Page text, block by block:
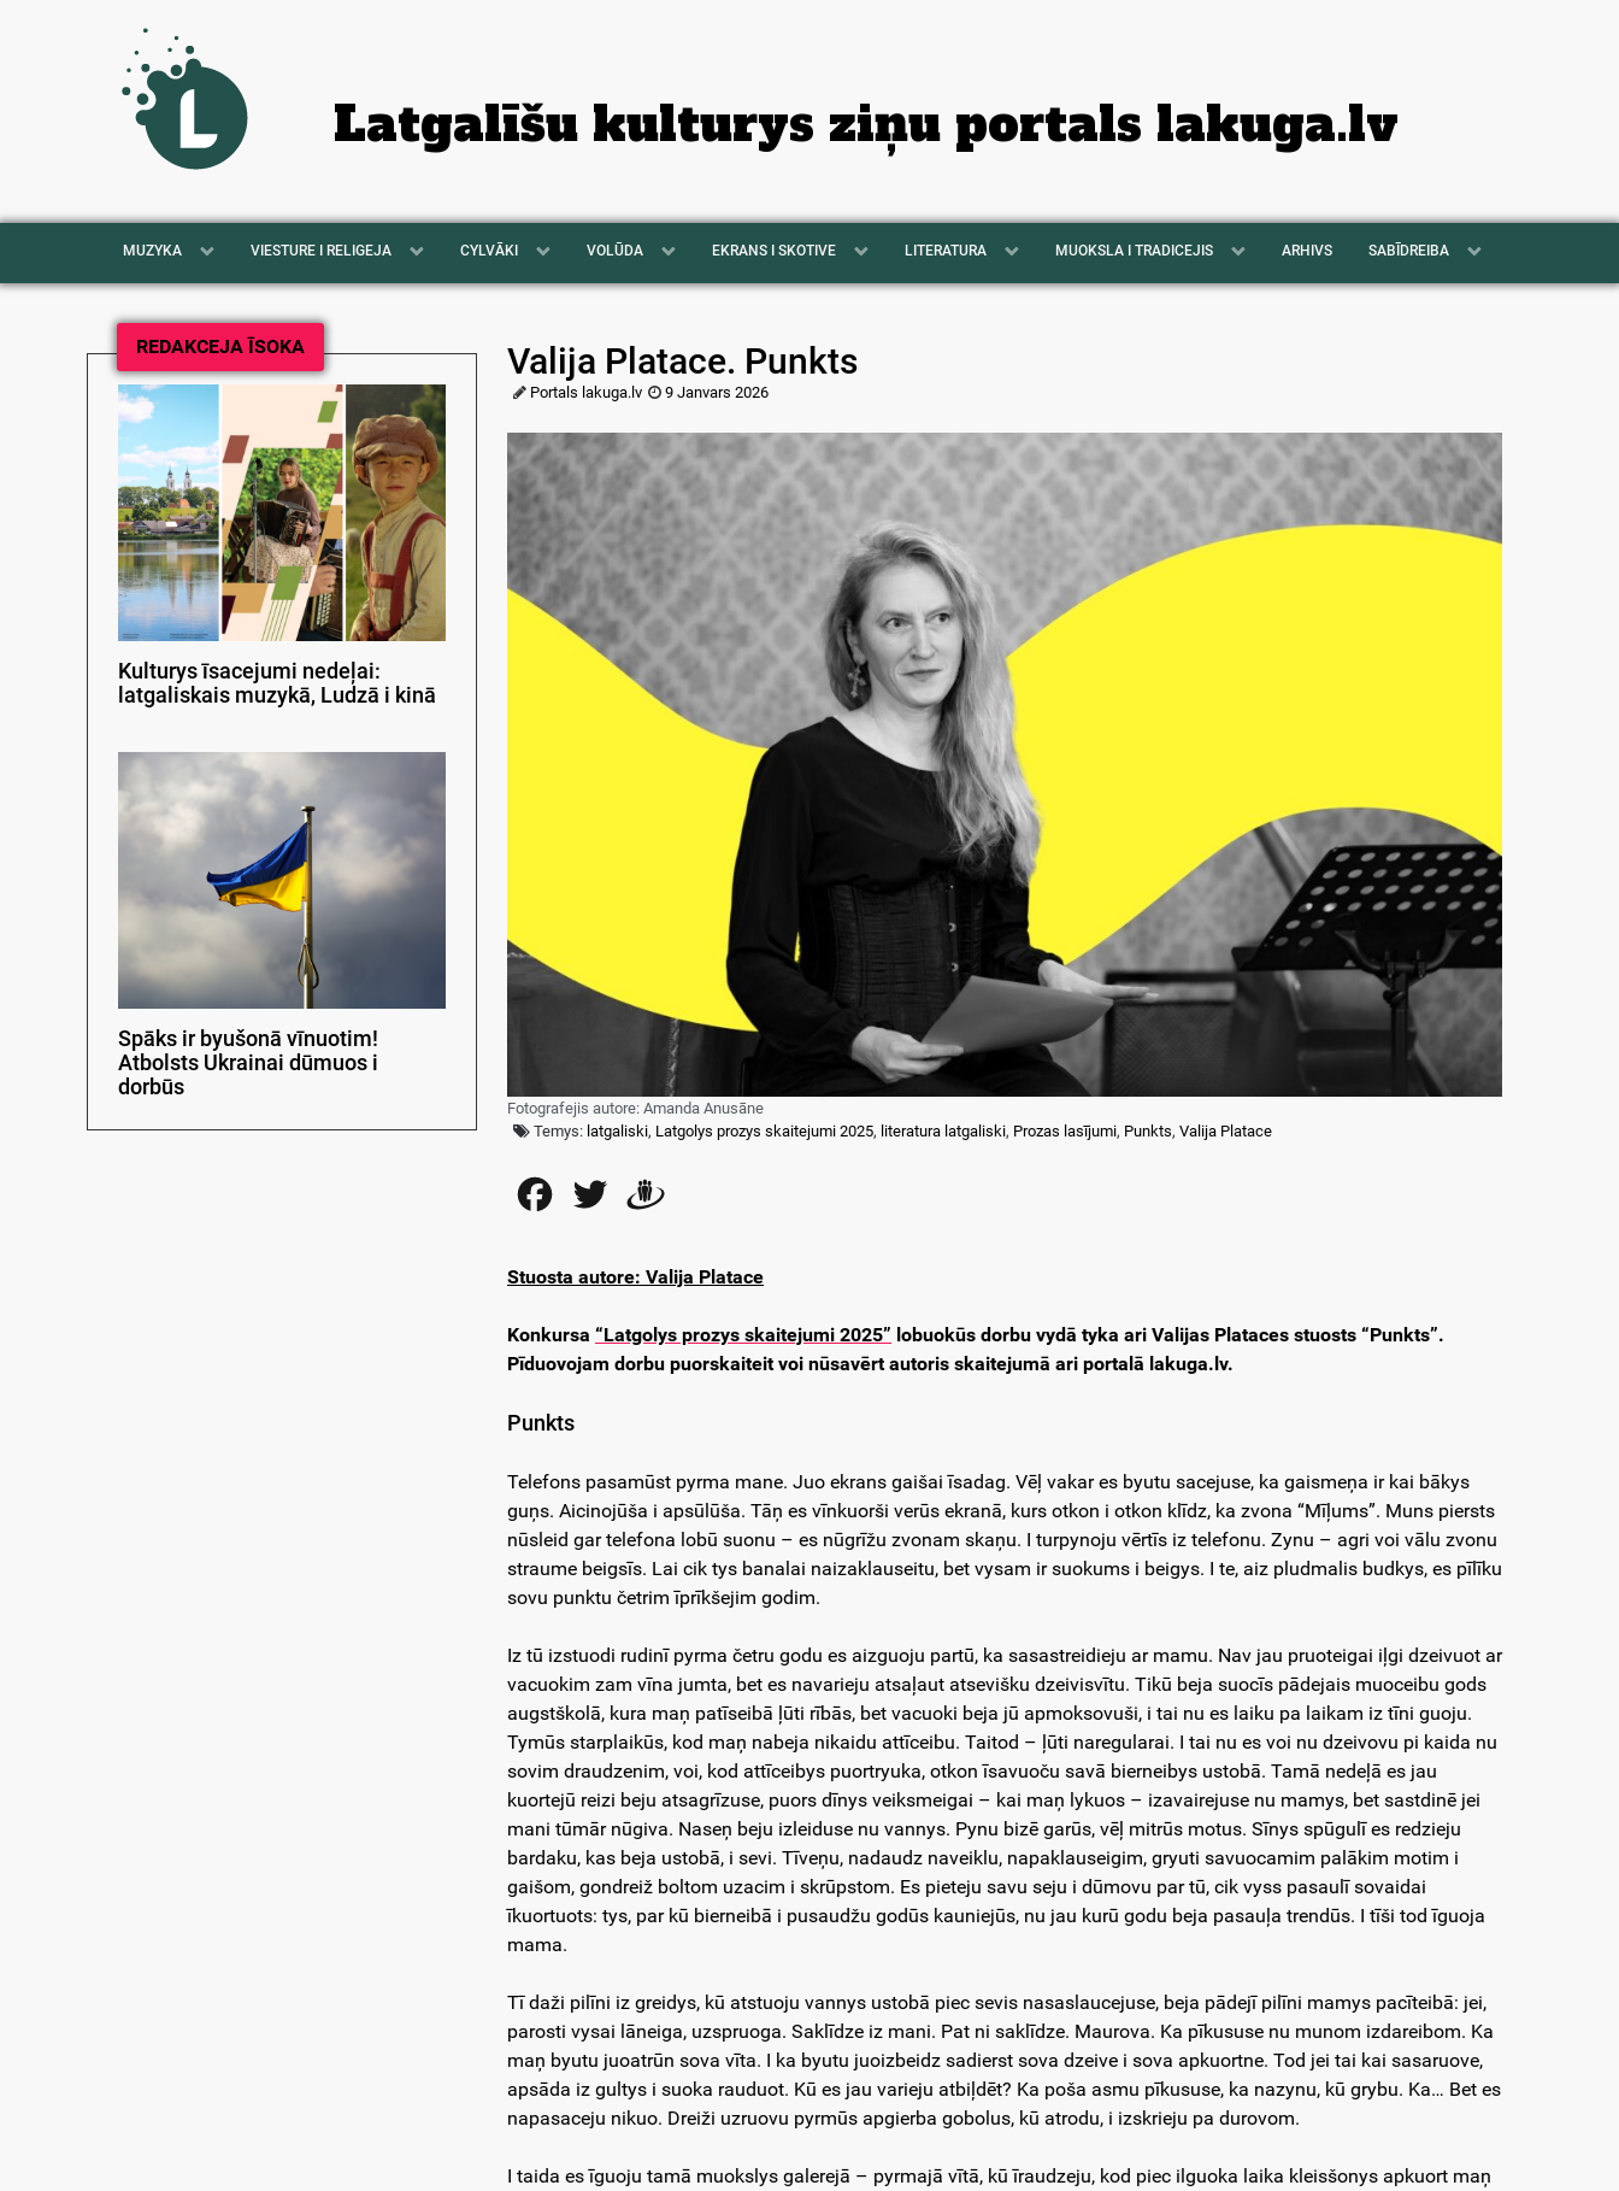
Latgalīšu kulturys ziņu portals lakuga.lv
MUZYKA VIESTURE I RELIGEJA CYLVĀKI VOLŪDA EKRANS I SKOTIVE LITERATURA MUOKSLA I TRADICEJIS ARHIVS SABĪDREIBA
REDAKCEJA ĪSOKA
Kulturys īsacejumi nedeļai:
latgaliskais muzykā, Ludzā i kinā
Spāks ir byušonā vīnuotim!
Atbolsts Ukrainai dūmuos i
dorbūs
Valija Platace. Punkts
Portals lakuga.lv 9 Janvars 2026
Fotografejis autore: Amanda Anusāne
Temys: latgaliski, Latgolys prozys skaitejumi 2025, literatura latgaliski, Prozas lasījumi, Punkts, Valija Platace
FacebookTwitter
Stuosta autore: Valija Platace
Konkursa “Latgolys prozys skaitejumi 2025” lobuokūs dorbu vydā tyka ari Valijas Plataces stuosts “Punkts”.
Pīduovojam dorbu puorskaiteit voi nūsavērt autoris skaitejumā ari portalā lakuga.lv.
Punkts
Telefons pasamūst pyrma mane. Juo ekrans gaišai īsadag. Vēļ vakar es byutu sacejuse, ka gaismeņa ir kai bākys
guņs. Aicinojūša i apsūlūša. Tāņ es vīnkuorši verūs ekranā, kurs otkon i otkon klīdz, ka zvona “Mīļums”. Muns piersts
nūsleid gar telefona lobū suonu – es nūgrīžu zvonam skaņu. I turpynoju vērtīs iz telefonu. Zynu – agri voi vālu zvonu
straume beigsīs. Lai cik tys banalai naizaklauseitu, bet vysam ir suokums i beigys. I te, aiz pludmalis budkys, es pīlīku
sovu punktu četrim īprīkšejim godim.
Iz tū izstuodi rudinī pyrma četru godu es aizguoju partū, ka sasastreidieju ar mamu. Nav jau pruoteigai iļgi dzeivuot ar
vacuokim zam vīna jumta, bet es navarieju atsaļaut atsevišku dzeivisvītu. Tikū beja suocīs pādejais muoceibu gods
augstškolā, kura maņ patīseibā ļūti rībās, bet vacuoki beja jū apmoksovuši, i tai nu es laiku pa laikam iz tīni guoju.
Tymūs starplaikūs, kod maņ nabeja nikaidu attīceibu. Taitod – ļūti naregularai. I tai nu es voi nu dzeivovu pi kaida nu
sovim draudzenim, voi, kod attīceibys puortryuka, otkon īsavuoču savā bierneibys ustobā. Tamā nedeļā es jau
kuortejū reizi beju atsagrīzuse, puors dīnys veiksmeigai – kai maņ lykuos – izavairejuse nu mamys, bet sastdinē jei
mani tūmār nūgiva. Naseņ beju izleiduse nu vannys. Pynu bizē garūs, vēļ mitrūs motus. Sīnys spūgulī es redzieju
bardaku, kas beja ustobā, i sevi. Tīveņu, nadaudz naveiklu, napaklauseigim, gryuti savuocamim palākim motim i
gaišom, gondreiž boltom uzacim i skrūpstom. Es pieteju savu seju i dūmovu par tū, cik vyss pasaulī sovaidai
īkuortuots: tys, par kū bierneibā i pusaudžu godūs kauniejūs, nu jau kurū godu beja pasauļa trendūs. I tīši tod īguoja
mama.
Tī daži pilīni iz greidys, kū atstuoju vannys ustobā piec sevis nasaslaucejuse, beja pādejī pilīni mamys pacīteibā: jei,
parosti vysai lāneiga, uzspruoga. Saklīdze iz mani. Pat ni saklīdze. Maurova. Ka pīkususe nu munom izdareibom. Ka
maņ byutu juoatrūn sova vīta. I ka byutu juoizbeidz sadierst sova dzeive i sova apkuortne. Tod jei tai kai sasaruove,
apsāda iz gultys i suoka rauduot. Kū es jau varieju atbiļdēt? Ka poša asmu pīkususe, ka nazynu, kū grybu. Ka… Bet es
napasaceju nikuo. Dreiži uzruovu pyrmūs apgierba gobolus, kū atrodu, i izskrieju pa durovom.
I taida es īguoju tamā muokslys galerejā – pyrmajā vītā, kū īraudzeju, kod piec ilguoka laika kleisšonys apkuort maņ